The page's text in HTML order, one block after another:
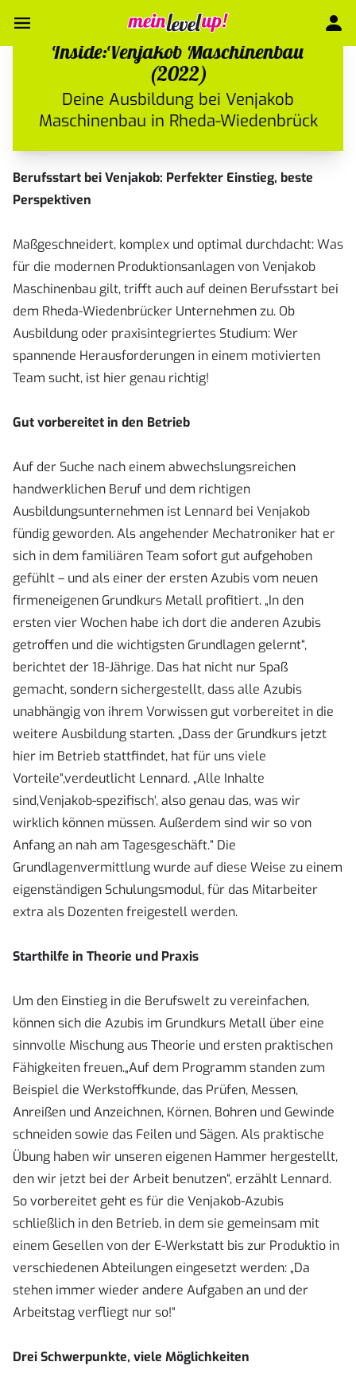
Inside:Venjakob Maschinenbau
(2022)
Deine Ausbildung bei Venjakob
Maschinenbau in Rheda-Wiedenbrück
Berufsstart bei Venjakob: Perfekter Einstieg, beste
Perspektiven
Maßgeschneidert, komplex und optimal durchdacht: Was
für die modernen Produktionsanlagen von Venjakob
Maschinenbau gilt, trifft auch auf deinen Berufsstart bei
dem Rheda-Wiedenbrücker Unternehmen zu. Ob
Ausbildung oder praxisintegriertes Studium: Wer
spannende Herausforderungen in einem motivierten
Team sucht, ist hier genau richtig!
Gut vorbereitet in den Betrieb
Auf der Suche nach einem abwechslungsreichen
handwerklichen Beruf und dem richtigen
Ausbildungsunternehmen ist Lennard bei Venjakob
fündig geworden. Als angehender Mechatroniker hat er
sich in dem familiären Team sofort gut aufgehoben
gefühlt – und als einer der ersten Azubis vom neuen
firmeneigenen Grundkurs Metall profitiert. „In den
ersten vier Wochen habe ich dort die anderen Azubis
getroffen und die wichtigsten Grundlagen gelernt“,
berichtet der 18-Jährige. Das hat nicht nur Spaß
gemacht, sondern sichergestellt, dass alle Azubis
unabhängig von ihrem Vorwissen gut vorbereitet in die
weitere Ausbildung starten. „Dass der Grundkurs jetzt
hier im Betrieb stattfindet, hat für uns viele
Vorteile“,verdeutlicht Lennard. „Alle Inhalte
sind‚Venjakob-spezifisch‘, also genau das, was wir
wirklich können müssen. Außerdem sind wir so von
Anfang an nah am Tagesgeschäft.“ Die
Grundlagenvermittlung wurde auf diese Weise zu einem
eigenständigen Schulungsmodul, für das Mitarbeiter
extra als Dozenten freigestell werden.
Starthilfe in Theorie und Praxis
Um den Einstieg in die Berufswelt zu vereinfachen,
können sich die Azubis im Grundkurs Metall über eine
sinnvolle Mischung aus Theorie und ersten praktischen
Fähigkeiten freuen.„Auf dem Programm standen zum
Beispiel die Werkstoffkunde, das Prüfen, Messen,
Anreißen und Anzeichnen, Körnen, Bohren und Gewinde
schneiden sowie das Feilen und Sägen. Als praktische
Übung haben wir unseren eigenen Hammer hergestellt,
den wir jetzt bei der Arbeit benutzen“, erzählt Lennard.
So vorbereitet geht es für die Venjakob-Azubis
schließlich in den Betrieb, in dem sie gemeinsam mit
einem Gesellen von der E-Werkstatt bis zur Produktio in
verschiedenen Abteilungen eingesetzt werden: „Da
stehen immer wieder andere Aufgaben an und der
Arbeitstag verfliegt nur so!“
Drei Schwerpunkte, viele Möglichkeiten